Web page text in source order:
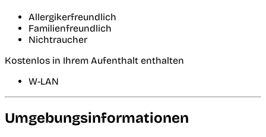
Allergikerfreundlich
Familienfreundlich
Nichtraucher
Kostenlos in Ihrem Aufenthalt enthalten
W-LAN
Umgebungsinformationen